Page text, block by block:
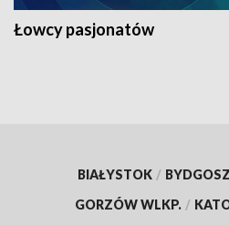
Łowcy pasjonatów
BIAŁYSTOK /
GORZÓW WLKP. /